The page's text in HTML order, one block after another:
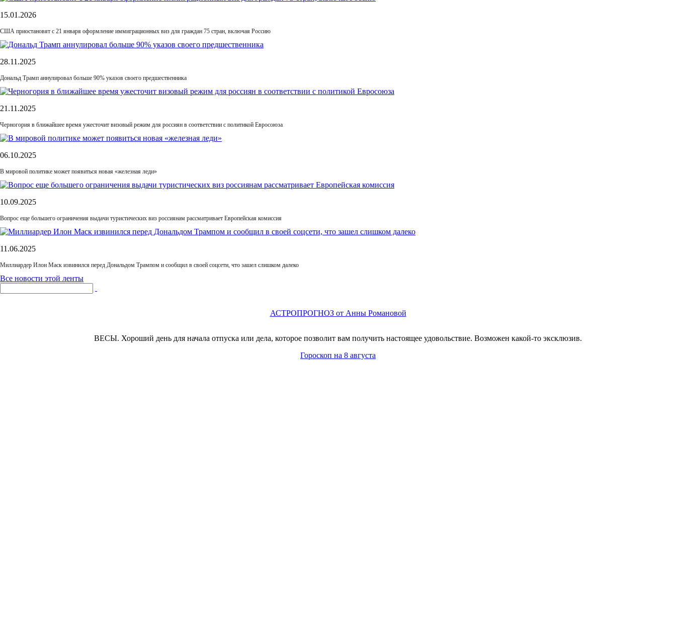
15.01.2026
США приостановят с 21 января оформление иммиграционных виз для граждан 75 стран, включая Россию
28.11.2025
Дональд Трамп аннулировал больше 90% указов своего предшественника
21.11.2025
Черногория в ближайшее время ужесточит визовый режим для россиян в соответствии с политикой Евросоюза
06.10.2025
В мировой политике может появиться новая «железная леди»
10.09.2025
Вопрос еще большего ограничения выдачи туристических виз россиянам рассматривает Европейская комиссия
11.06.2025
Миллиардер Илон Маск извинился перед Дональдом Трампом и сообщил в своей соцсети, что зашел слишком далеко
Все новости этой ленты
АСТРОПРОГНОЗ от Анны Романовой
ВЕСЫ. Хороший день для начала отпуска или дела, которое позволит вам получить настоящее удовольствие. Возможен какой-то эксклюзив.
Гороскоп на 8 августа